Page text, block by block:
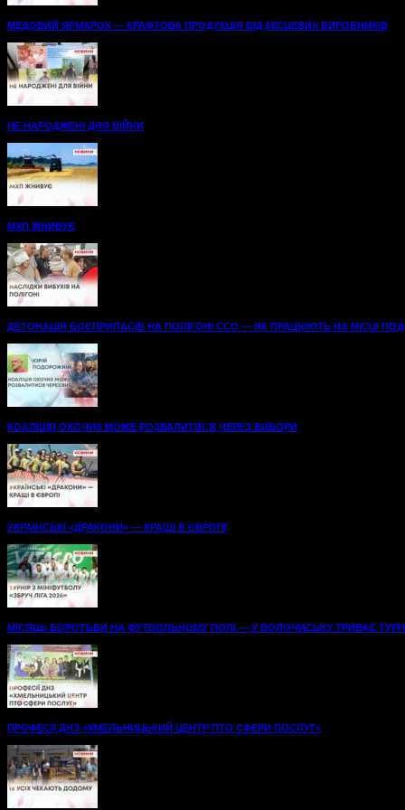
МЕДОВИЙ ЯРМАРОК — КРАФТОВА ПРОДУКЦІЯ ВІД МІСЦЕВИХ ВИРОБНИКІВ
НЕ НАРОДЖЕНІ ДЛЯ ВІЙНИ
МХП ЖНИВУЄ
ДЕТОНАЦІЯ БОЄПРИПАСІВ НА ПОЛІГОНІ ССО — ЯК ПРАЦЮЮТЬ НА МІСЦІ
КОАЛІЦІЯ ОХОЧИХ МОЖЕ РОЗВАЛИТИСЯ ЧЕРЕЗ ВИБОРИ
УКРАЇНСЬКІ «ДРАКОНИ» — КРАЩІ В ЄВРОПІ
МІСЯЦЬ БОРОТЬБИ НА ФУТБОЛЬНОМУ ПОЛІ — У ВОЛОЧИСЬКУ ТРИВАЄ
ПРОФЕСІЇ ДНЗ «ХМЕЛЬНИЦЬКИЙ ЦЕНТР ПТО СФЕРИ ПОСЛУГ»